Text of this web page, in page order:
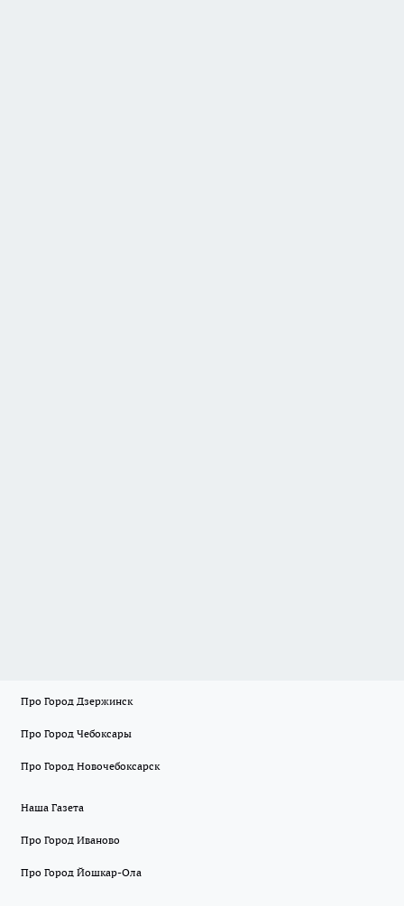
Про Город Дзержинск
Про Город Чебоксары
Про Город Новочебоксарск
Наша Газета
Про Город Иваново
Про Город Йошкар-Ола